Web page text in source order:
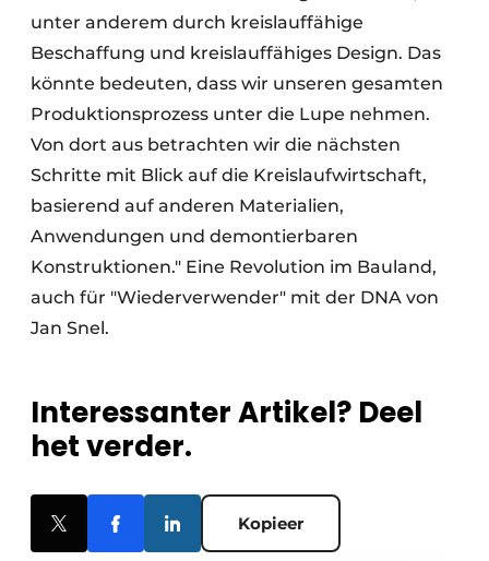
unter anderem durch kreislauffähige
Beschaffung und kreislauffähiges Design. Das
könnte bedeuten, dass wir unseren gesamten
Produktionsprozess unter die Lupe nehmen.
Von dort aus betrachten wir die nächsten
Schritte mit Blick auf die Kreislaufwirtschaft,
basierend auf anderen Materialien,
Anwendungen und demontierbaren
Konstruktionen." Eine Revolution im Bauland,
auch für "Wiederverwender" mit der DNA von
Jan Snel.
Interessanter Artikel? Deel
het verder.
Kopieer